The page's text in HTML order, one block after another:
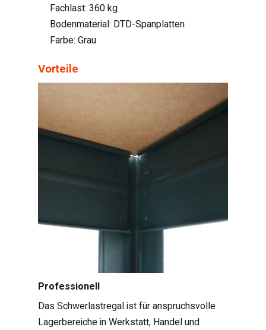
Fachlast: 360 kg
Bodenmaterial: DTD-Spanplatten
Farbe: Grau
Vorteile
Professionell
Das Schwerlastregal ist für anspruchsvolle
Lagerbereiche in Werkstatt, Handel und